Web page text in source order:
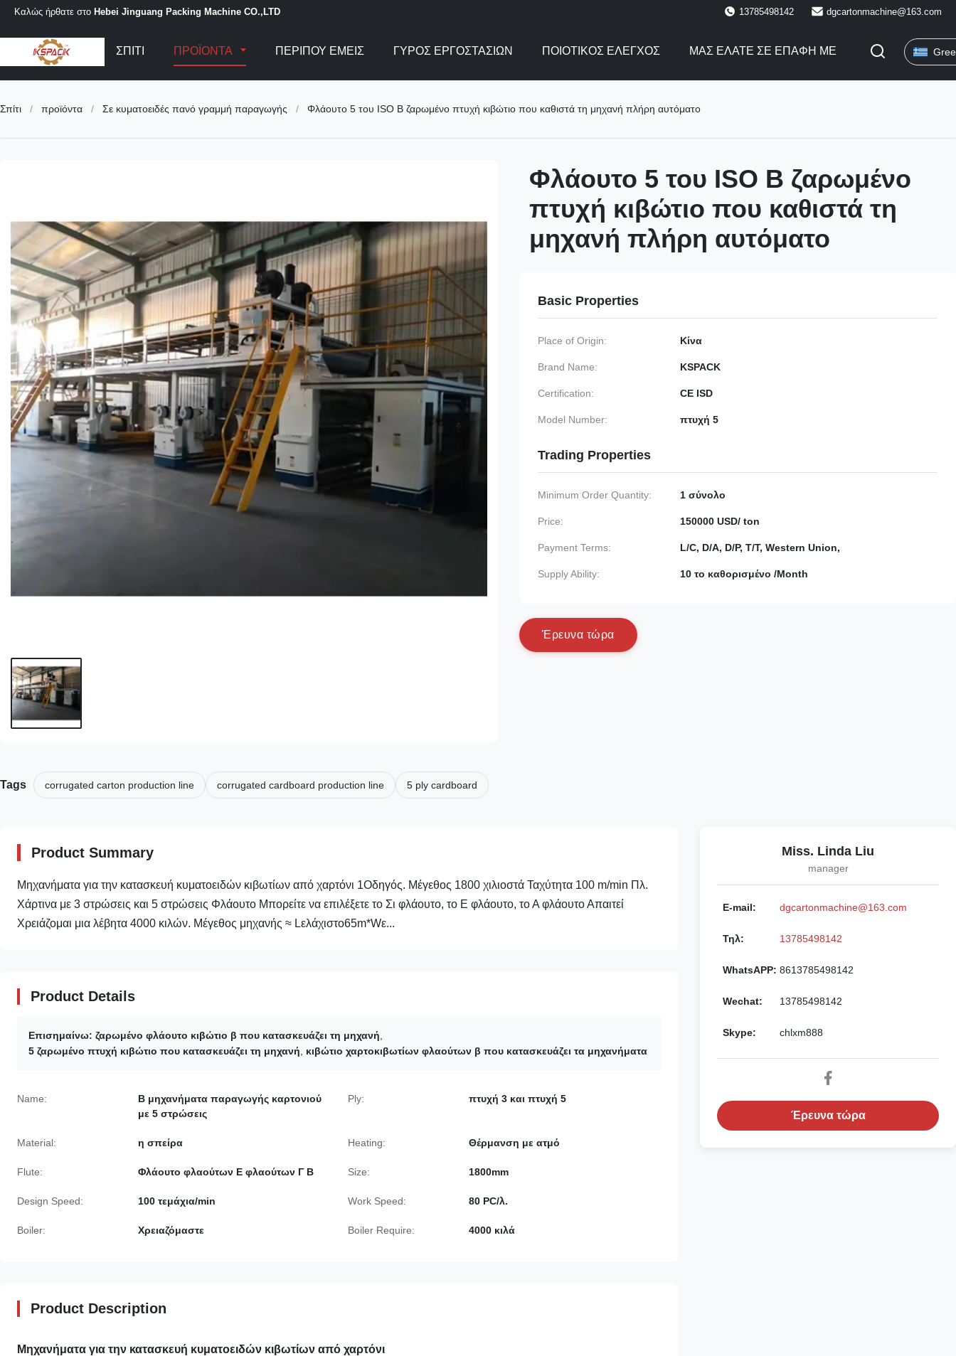
Καλώς ήρθατε στο Hebei Jinguang Packing Machine CO.,LTD 13785498142 dgcartonmachine@163.com
ΣΠΊΤΙ ΠΡΟΪΌΝΤΑ ΠΕΡΊΠΟΥ ΕΜΕΊΣ ΓΎΡΟΣ ΕΡΓΟΣΤΑΣΊΩΝ ΠΟΙΟΤΙΚΌΣ ΈΛΕΓΧΟΣ ΜΑΣ ΕΛΆΤΕ ΣΕ ΕΠΑΦΉ ΜΕ
Σπίτι / προϊόντα / Σε κυματοειδές πανό γραμμή παραγωγής / Φλάουτο 5 του ISO Β ζαρωμένο πτυχή κιβώτιο που καθιστά τη μηχανή πλήρη αυτόματο
Φλάουτο 5 του ISO Β ζαρωμένο
πτυχή κιβώτιο που καθιστά τη
μηχανή πλήρη αυτόματο
Basic Properties
Place of Origin: Κίνα
Brand Name: KSPACK
Certification: CE ISD
Model Number: πτυχή 5
Trading Properties
Minimum Order Quantity: 1 σύνολο
Price: 150000 USD/ ton
Payment Terms: L/C, D/A, D/P, T/T, Western Union,
Supply Ability: 10 το καθορισμένο /Month
Έρευνα τώρα
Tags corrugated carton production line corrugated cardboard production line 5 ply cardboard
Product Summary
Μηχανήματα για την κατασκευή κυματοειδών κιβωτίων από χαρτόνι 1Οδηγός. Μέγεθος 1800 χιλιοστά Ταχύτητα 100 m/min Πλ.
Χάρτινα με 3 στρώσεις και 5 στρώσεις Φλάουτο Μπορείτε να επιλέξετε το Σι φλάουτο, το Ε φλάουτο, το Α φλάουτο Απαιτεί
Χρειάζομαι μια λέβητα 4000 κιλών. Μέγεθος μηχανής ≈ Lελάχιστο65m*Wε...
Product Details
Επισημαίνω: ζαρωμένο φλάουτο κιβώτιο β που κατασκευάζει τη μηχανή
5 ζαρωμένο πτυχή κιβώτιο που κατασκευάζει τη μηχανή
κιβώτιο χαρτοκιβωτίων φλαούτων β που κατασκευάζει τα μηχανήματα
Name:
Β μηχανήματα παραγωγής καρτονιού
με 5 στρώσεις
Ply: πτυχή 3 και πτυχή 5
Material: η σπείρα Heating: Θέρμανση με ατμό
Flute: Φλάουτο φλαούτων Ε φλαούτων Γ Β Size: 1800mm
Design Speed: 100 τεμάχια/min Work Speed: 80 PC/λ.
Boiler: Χρειαζόμαστε Boiler Require: 4000 κιλά
Product Description
Μηχανήματα για την κατασκευή κυματοειδών κιβωτίων από χαρτόνι
Miss. Linda Liu
manager
E-mail: dgcartonmachine@163.com
Τηλ: 13785498142
WhatsAPP: 8613785498142
Wechat: 13785498142
Skype: chlxm888
Έρευνα τώρα